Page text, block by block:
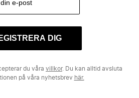
DIG
du våra villkor. Du kan alltid avsluta
på våra nyhetsbrev här.